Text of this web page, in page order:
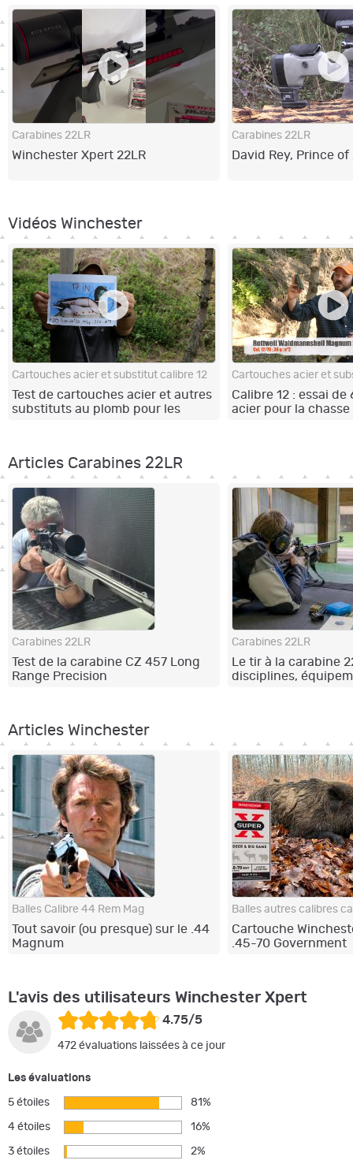
Carabines 22LR
Winchester Xpert 22LR
Carabines 22LR
David Rey, Prince of
Vidéos Winchester
Cartouches acier et substitut calibre 12
Test de cartouches acier et autres
substituts au plomb pour les
Cartouches acier et
Calibre 12 : essai
acier pour la
Articles Carabines 22LR
Carabines 22LR
Test de la carabine CZ 457 Long
Range Precision
Carabines 22LR
Le tir à la carabine
disciplines,
Articles Winchester
Balles Calibre 44 Rem Mag
Tout savoir (ou presque) sur le .44
Magnum
Cartouche
.45-70 Government
L'avis des utilisateurs Winchester Xpert
4.75/5
472 évaluations laissées à ce jour
Les évaluations
5 étoiles 81%
4 étoiles 16%
3 étoiles 2%